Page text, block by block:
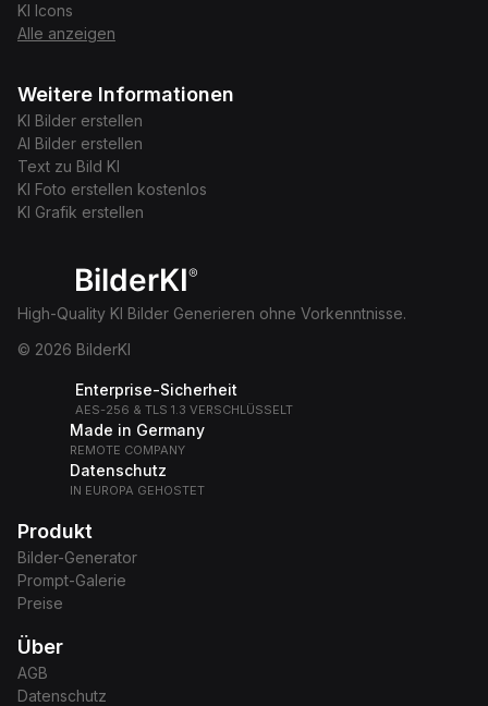
KI
Icons
Alle anzeigen
Weitere Informationen
KI Bilder erstellen
AI Bilder erstellen
Text zu Bild KI
KI Foto erstellen kostenlos
KI Grafik erstellen
BilderKI®
High-Quality KI Bilder Generieren ohne Vorkenntnisse.
© 2026 BilderKI
Enterprise-Sicherheit
AES-256 & TLS 1.3 VERSCHLÜSSELT
Made in Germany
REMOTE COMPANY
Datenschutz
IN EUROPA GEHOSTET
Produkt
Bilder-Generator
Prompt-Galerie
Preise
Über
AGB
Datenschutz